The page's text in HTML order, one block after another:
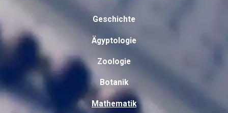
Geschichte
Ägyptologie
Zoologie
Botanik
Mathematik